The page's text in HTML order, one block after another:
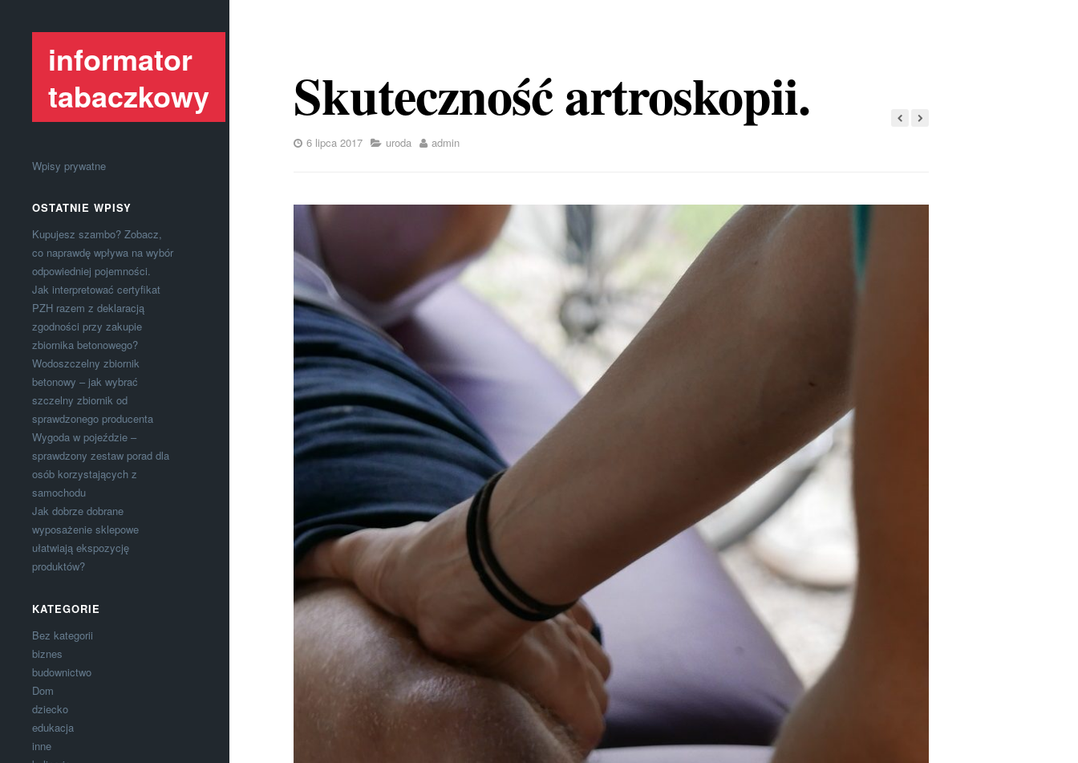
informator
tabaczkowy
Wpisy prywatne
OSTATNIE WPISY
Kupujesz szambo? Zobacz,
co naprawdę wpływa na wybór
odpowiedniej pojemności.
Jak interpretować certyfikat
PZH razem z deklaracją
zgodności przy zakupie
zbiornika betonowego?
Wodoszczelny zbiornik
betonowy – jak wybrać
szczelny zbiornik od
sprawdzonego producenta
Wygoda w pojeździe –
sprawdzony zestaw porad dla
osób korzystających z
samochodu
Jak dobrze dobrane
wyposażenie sklepowe
ułatwiają ekspozycję
produktów?
KATEGORIE
Bez kategorii
biznes
budownictwo
Dom
dziecko
edukacja
inne
Skuteczność artroskopii.
6 lipca 2017 uroda admin